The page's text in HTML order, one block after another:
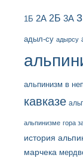
1Б 2А 2Б 3А
адыл-су адырсу
альпинизм в
кавказе
альпинизме гора
история
марчека